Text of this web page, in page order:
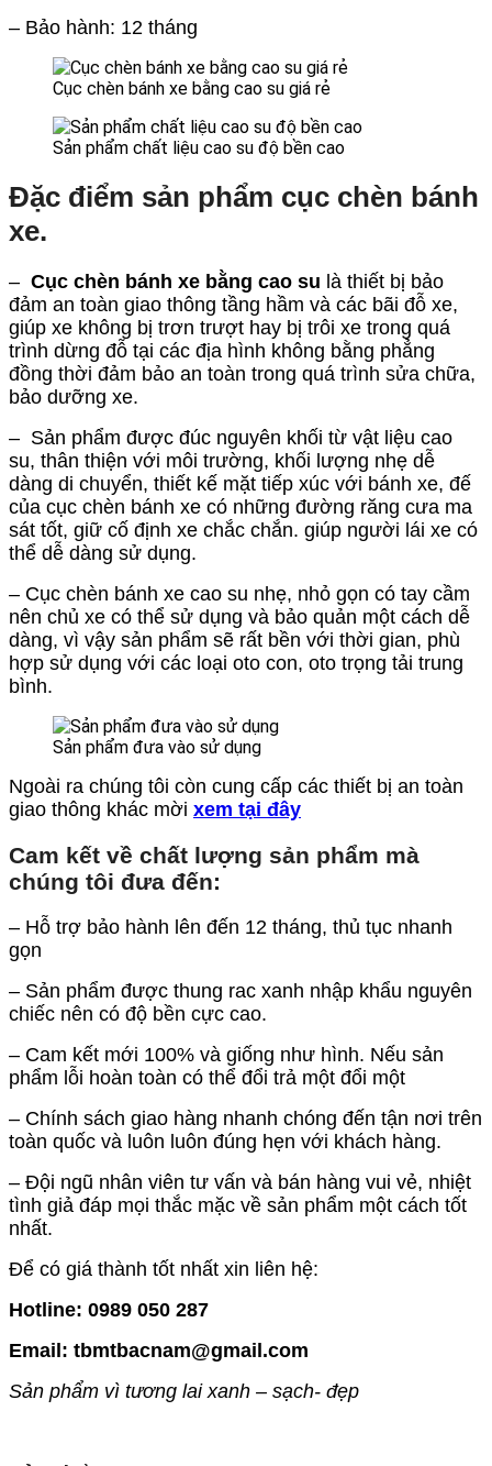
– Bảo hành: 12 tháng
Cục chèn bánh xe bằng cao su giá rẻ
Sản phẩm chất liệu cao su độ bền cao
Đặc điểm sản phẩm cục chèn bánh
xe.
– Cục chèn bánh xe bằng cao su là thiết bị bảo
đảm an toàn giao thông tầng hầm và các bãi đỗ xe,
giúp xe không bị trơn trượt hay bị trôi xe trong quá
trình dừng đỗ tại các địa hình không bằng phẳng
đồng thời đảm bảo an toàn trong quá trình sửa chữa,
bảo dưỡng xe.
– Sản phẩm được đúc nguyên khối từ vật liệu cao
su, thân thiện với môi trường, khối lượng nhẹ dễ
dàng di chuyển, thiết kế mặt tiếp xúc với bánh xe, đế
của cục chèn bánh xe có những đường răng cưa ma
sát tốt, giữ cố định xe chắc chắn. giúp người lái xe có
thể dễ dàng sử dụng.
– Cục chèn bánh xe cao su nhẹ, nhỏ gọn có tay cầm
nên chủ xe có thể sử dụng và bảo quản một cách dễ
dàng, vì vậy sản phẩm sẽ rất bền với thời gian, phù
hợp sử dụng với các loại oto con, oto trọng tải trung
bình.
Sản phẩm đưa vào sử dụng
Ngoài ra chúng tôi còn cung cấp các thiết bị an toàn
giao thông khác mời xem tại đây
Cam kết về chất lượng sản phẩm mà
chúng tôi đưa đến:
– Hỗ trợ bảo hành lên đến 12 tháng, thủ tục nhanh
gọn
– Sản phẩm được thung rac xanh nhập khẩu nguyên
chiếc nên có độ bền cực cao.
– Cam kết mới 100% và giống như hình. Nếu sản
phẩm lỗi hoàn toàn có thể đổi trả một đổi một
– Chính sách giao hàng nhanh chóng đến tận nơi trên
toàn quốc và luôn luôn đúng hẹn với khách hàng.
– Đội ngũ nhân viên tư vấn và bán hàng vui vẻ, nhiệt
tình giả đáp mọi thắc mặc về sản phẩm một cách tốt
nhất.
Để có giá thành tốt nhất xin liên hệ:
Hotline: 0989 050 287
Email: tbmtbacnam@gmail.com
Sản phẩm vì tương lai xanh – sạch- đẹp